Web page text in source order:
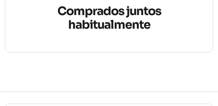
Comprados juntos
habitualmente